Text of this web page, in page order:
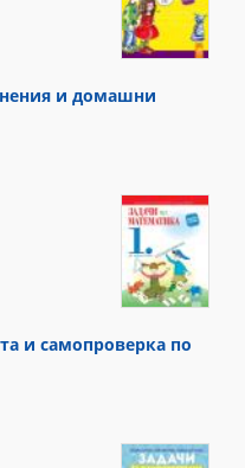
и домашни
и самопроверка по